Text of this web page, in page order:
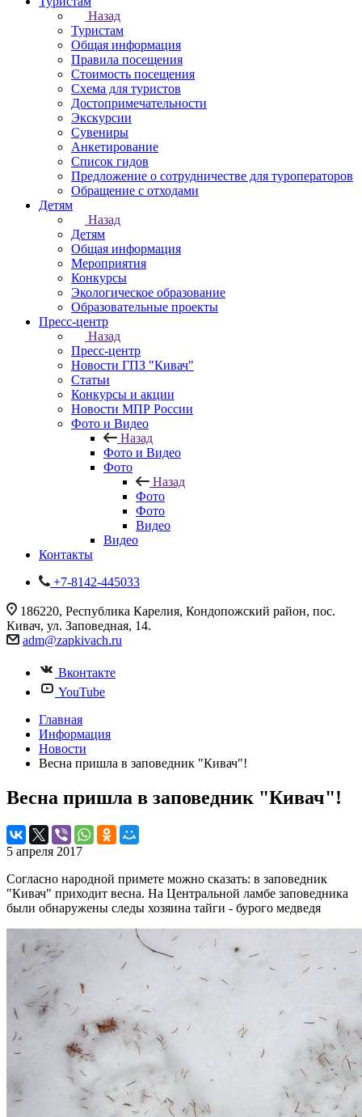
Назад
Туристам
Общая информация
Правила посещения
Стоимость посещения
Схема для туристов
Достопримечательности
Экскурсии
Сувениры
Анкетирование
Список гидов
Предложение о сотрудничестве для туроператоров
Обращение с отходами
Детям
Назад
Детям
Общая информация
Мероприятия
Конкурсы
Экологическое образование
Образовательные проекты
Пресс-центр
Назад
Пресс-центр
Новости ГПЗ "Кивач"
Статьи
Конкурсы и акции
Новости МПР России
Фото и Видео
Назад
Фото и Видео
Фото
Назад
Фото
Фото
Видео
Видео
Контакты
+7-8142-445033
186220, Республика Карелия, Кондопожский район, пос.
Кивач, ул. Заповедная, 14.
adm@zapkivach.ru
Вконтакте
YouTube
Главная
Информация
Новости
Весна пришла в заповедник "Кивач"!
Весна пришла в заповедник "Кивач"!
5 апреля 2017
Согласно народной примете можно сказать: в заповедник
"Кивач" приходит весна. На Центральной ламбе заповедника
были обнаружены следы хозяина тайги - бурого медведя